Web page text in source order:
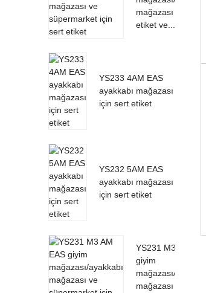
mağazası için sert
etiket ve...
YS233 4AM EAS
ayakkabı mağazası
için sert etiket
YS232 5AM EAS
ayakkabı mağazası
için sert etiket
YS231 M3 AM EAS
giyim
mağazası/ayakkabı
mağazası için sert